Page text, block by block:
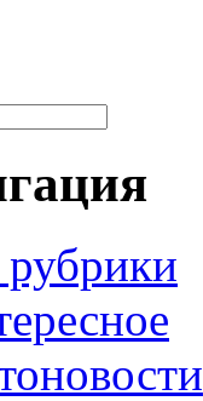
рубрики